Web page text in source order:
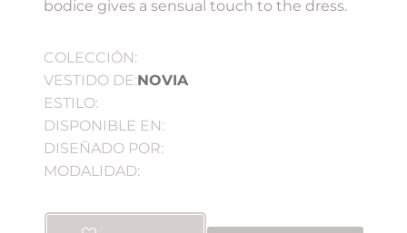
bodice gives a sensual touch to the dress.
COLECCIÓN:
VESTIDO DE:NOVIA
ESTILO:
DISPONIBLE EN:
DISEÑADO POR:
MODALIDAD: